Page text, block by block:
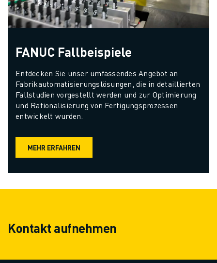
FANUC Fallbeispiele
Entdecken Sie unser umfassendes Angebot an
Fabrikautomatisierungslösungen, die in detaillierten
Fallstudien vorgestellt werden und zur Optimierung
und Rationalisierung von Fertigungsprozessen
entwickelt wurden.
MEHR ERFAHREN
Kontakt aufnehmen